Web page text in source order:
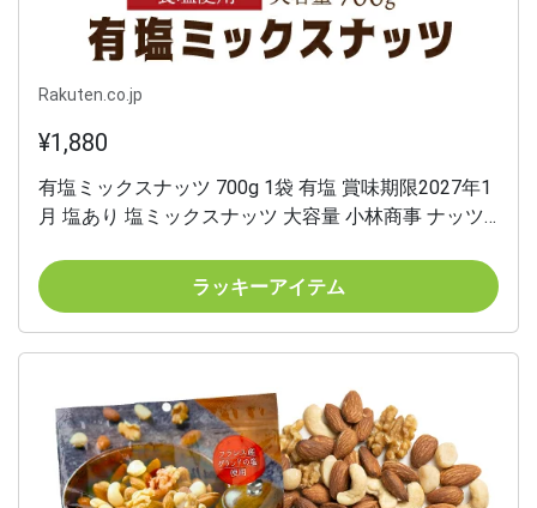
Rakuten.co.jp
¥1,880
有塩ミックスナッツ 700g 1袋 有塩 賞味期限2027年1
月 塩あり 塩ミックスナッツ 大容量 小林商事 ナッツ
メール便 虎姫
ラッキーアイテム